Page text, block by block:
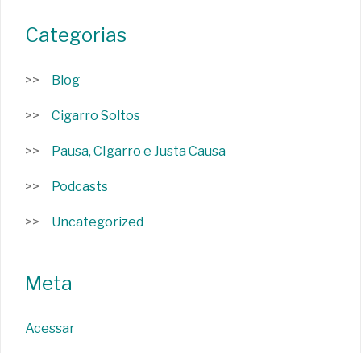
Categorias
Blog
Cigarro Soltos
Pausa, CIgarro e Justa Causa
Podcasts
Uncategorized
Meta
Acessar